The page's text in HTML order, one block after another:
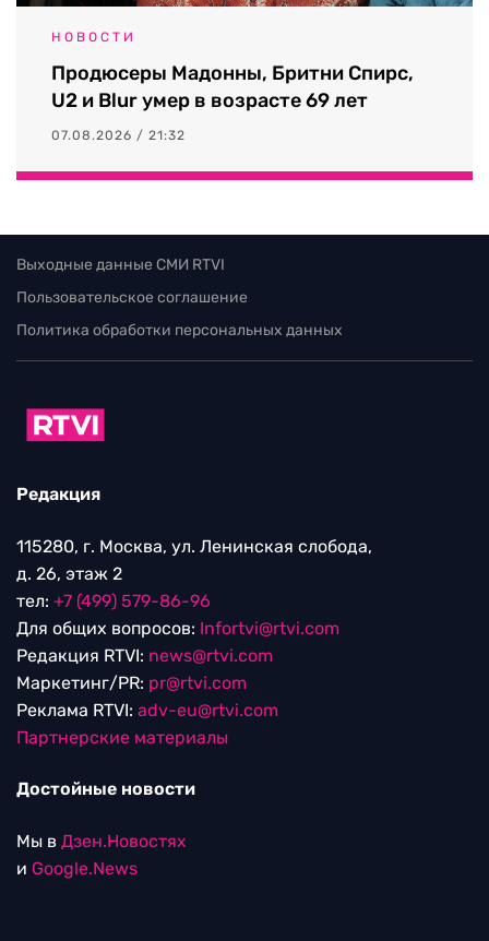
НОВОСТИ
Продюсеры Мадонны, Бритни Спирс,
U2 и Blur умер в возрасте 69 лет
07.08.2026 / 21:32
Выходные данные СМИ RTVI
Пользовательское соглашение
Политика обработки персональных данных
Редакция
115280, г. Москва, ул. Ленинская слобода,
д. 26, этаж 2
тел: +7 (499) 579-86-96
Для общих вопросов: Infortvi@rtvi.com
Редакция RTVI: news@rtvi.com
Маркетинг/PR: pr@rtvi.com
Реклама RTVI: adv-eu@rtvi.com
Партнерские материалы
Достойные новости
Мы в Дзен.Новостях
и Google.News